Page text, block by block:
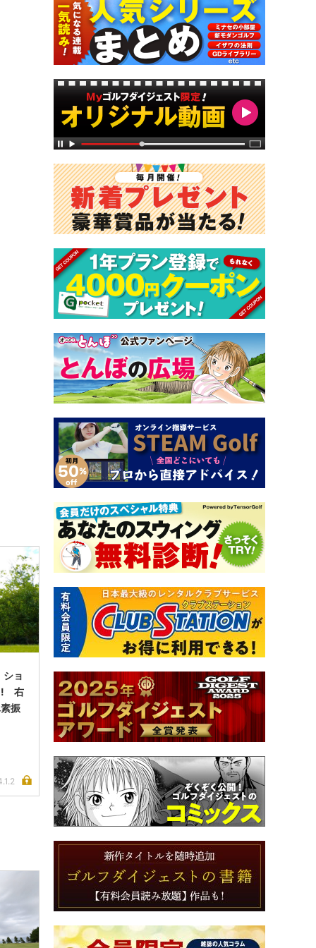
ョ
! 右
振